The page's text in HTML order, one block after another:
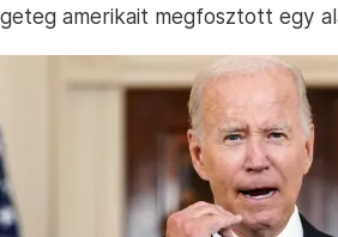
amerikait megfosztott egy